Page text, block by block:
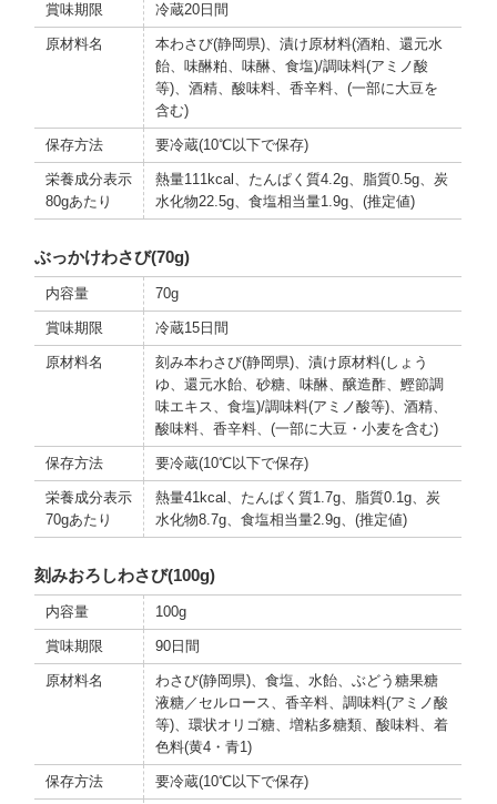
賞味期限 冷蔵20日間
原材料名
本わさび(静岡県)、漬け原材料(酒粕、還元水
飴、味醂粕、味醂、食塩)/調味料(アミノ酸
等)、酒精、酸味料、香辛料、(一部に大豆を
含む)
保存方法 要冷蔵(10℃以下で保存)
栄養成分表示
80gあたり
熱量111kcal、たんぱく質4.2g、脂質0.5g、炭
水化物22.5g、食塩相当量1.9g、(推定値)
ぶっかけわさび(70g)
内容量 70g
賞味期限 冷蔵15日間
原材料名
刻み本わさび(静岡県)、漬け原材料(しょう
ゆ、還元水飴、砂糖、味醂、醸造酢、鰹節調
味エキス、食塩)/調味料(アミノ酸等)、酒精、
酸味料、香辛料、(一部に大豆・小麦を含む)
保存方法 要冷蔵(10℃以下で保存)
栄養成分表示
70gあたり
熱量41kcal、たんぱく質1.7g、脂質0.1g、炭
水化物8.7g、食塩相当量2.9g、(推定値)
刻みおろしわさび(100g)
内容量 100g
賞味期限 90日間
原材料名
わさび(静岡県)、食塩、水飴、ぶどう糖果糖
液糖／セルロース、香辛料、調味料(アミノ酸
等)、環状オリゴ糖、増粘多糖類、酸味料、着
色料(黄4・青1)
保存方法 要冷蔵(10℃以下で保存)